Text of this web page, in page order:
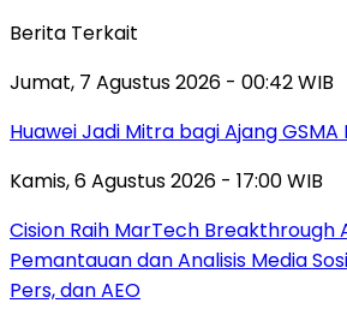
Berita Terkait
Jumat, 7 Agustus 2026 - 00:42 WIB
Huawei Jadi Mitra bagi Ajang GSMA
Kamis, 6 Agustus 2026 - 17:00 WIB
Cision Raih MarTech Breakthrough
Pemantauan dan Analisis Media
Pers, dan AEO